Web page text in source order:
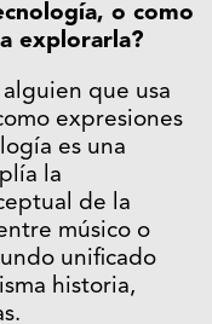
o como
explorarla?
que usa
expresiones
es una
la
de la
músico o
unificado
historia,